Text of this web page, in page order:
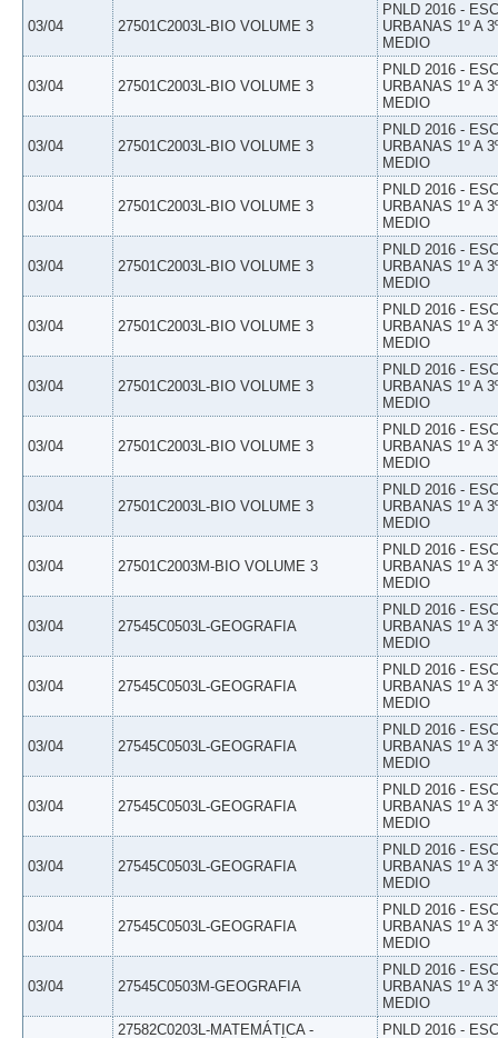
03/04 27501C2003L-BIO VOLUME 3
PNLD 2016 -
URBANAS 1º A
MEDIO
03/04 27501C2003L-BIO VOLUME 3
PNLD 2016 -
URBANAS 1º A
MEDIO
03/04 27501C2003L-BIO VOLUME 3
PNLD 2016 -
URBANAS 1º A
MEDIO
03/04 27501C2003L-BIO VOLUME 3
PNLD 2016 -
URBANAS 1º A
MEDIO
03/04 27501C2003L-BIO VOLUME 3
PNLD 2016 -
URBANAS 1º A
MEDIO
03/04 27501C2003L-BIO VOLUME 3
PNLD 2016 -
URBANAS 1º A
MEDIO
03/04 27501C2003L-BIO VOLUME 3
PNLD 2016 -
URBANAS 1º A
MEDIO
03/04 27501C2003L-BIO VOLUME 3
PNLD 2016 -
URBANAS 1º A
MEDIO
03/04 27501C2003L-BIO VOLUME 3
PNLD 2016 -
URBANAS 1º A
MEDIO
03/04 27501C2003M-BIO VOLUME 3
PNLD 2016 -
URBANAS 1º A
MEDIO
03/04 27545C0503L-GEOGRAFIA
PNLD 2016 -
URBANAS 1º A
MEDIO
03/04 27545C0503L-GEOGRAFIA
PNLD 2016 -
URBANAS 1º A
MEDIO
03/04 27545C0503L-GEOGRAFIA
PNLD 2016 -
URBANAS 1º A
MEDIO
03/04 27545C0503L-GEOGRAFIA
PNLD 2016 -
URBANAS 1º A
MEDIO
03/04 27545C0503L-GEOGRAFIA
PNLD 2016 -
URBANAS 1º A
MEDIO
03/04 27545C0503L-GEOGRAFIA
PNLD 2016 -
URBANAS 1º A
MEDIO
03/04 27545C0503M-GEOGRAFIA
PNLD 2016 -
URBANAS 1º A
MEDIO
27582C0203L-MATEMÁTICA -
PNLD 2016 -